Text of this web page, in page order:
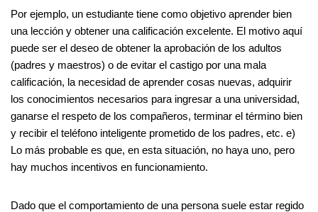
Por ejemplo, un estudiante tiene como objetivo aprender bien
una lección y obtener una calificación excelente. El motivo aquí
puede ser el deseo de obtener la aprobación de los adultos
(padres y maestros) o de evitar el castigo por una mala
calificación, la necesidad de aprender cosas nuevas, adquirir
los conocimientos necesarios para ingresar a una universidad,
ganarse el respeto de los compañeros, terminar el término bien
y recibir el teléfono inteligente prometido de los padres, etc. e)
Lo más probable es que, en esta situación, no haya uno, pero
hay muchos incentivos en funcionamiento.
Dado que el comportamiento de una persona suele estar regido